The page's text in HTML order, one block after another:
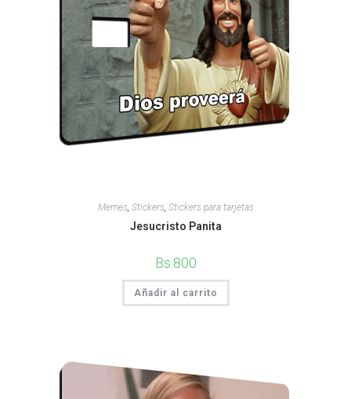
Memes, Stickers, Stickers para tarjetas
Jesucristo Panita
Bs. 800
Añadir al carrito